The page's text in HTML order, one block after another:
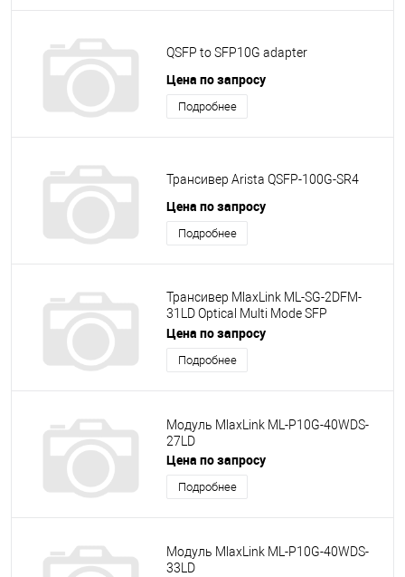
QSFP to SFP10G adapter
Цена по запросу
Подробнее
Трансивер Arista QSFP-100G-SR4
Цена по запросу
Подробнее
Трансивер MlaxLink ML-SG-2DFM-
31LD Optical Multi Mode SFP
1.25Gb/s 2km 1310nm 2xLC DDM
Цена по запросу
Подробнее
Модуль MlaxLink ML-P10G-40WDS-
27LD
Цена по запросу
Подробнее
Модуль MlaxLink ML-P10G-40WDS-
33LD